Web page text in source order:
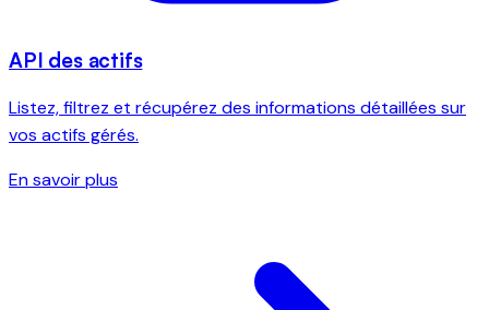
API des actifs
Listez, filtrez et récupérez des informations détaillées sur
vos actifs gérés.
En savoir plus